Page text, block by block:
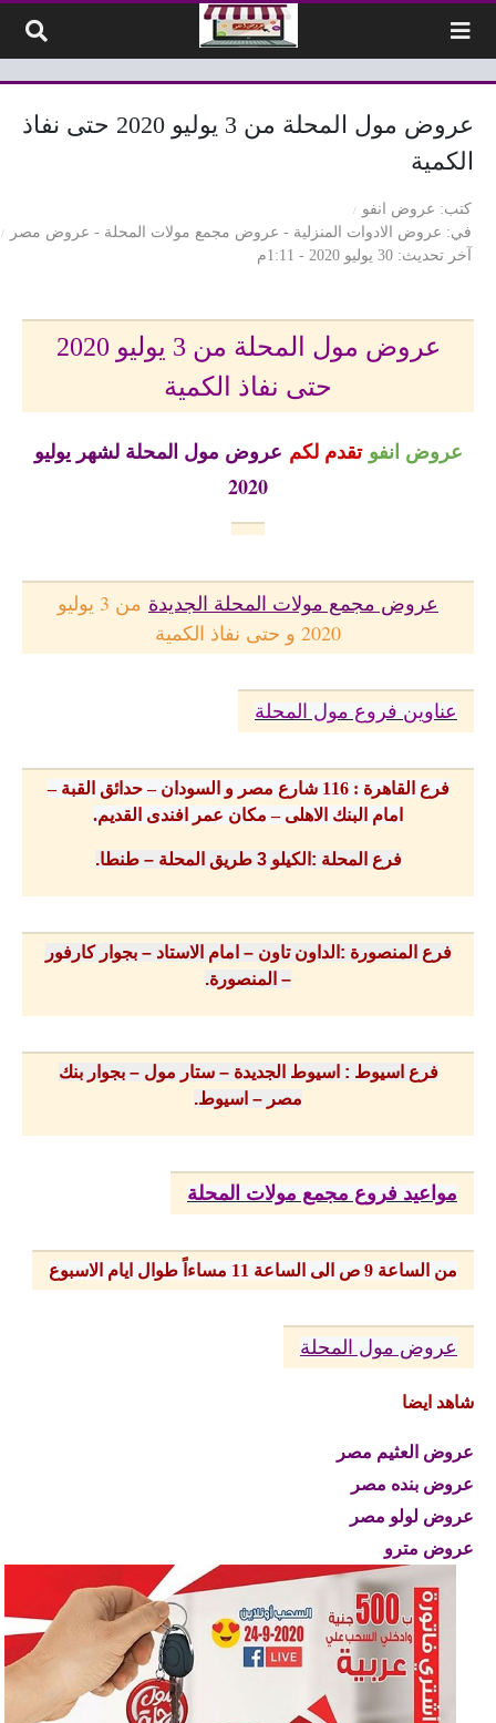
عروض مول المحلة من 3 يوليو 2020 حتى نفاذ
الكمية
كتب
عروض انفو
في
عروض الادوات المنزلية - عروض مجمع مولات المحلة - عروض مصر
آخر تحديث 30 يوليو 2020 - 1:11م
عروض مول المحلة من 3 يوليو 2020
حتى نفاذ الكمية
عروض انفو تقدم لكم عروض مول المحلة لشهر يوليو
2020
عروض مجمع مولات المحلة الجديدة
من 3 يوليو
2020 و حتى نفاذ الكمية
عناوين فروع مول المحلة
فرع القاهرة : 116 شارع مصر و السودان – حدائق القبة –
امام البنك الاهلى – مكان عمر افندى القديم.
فرع المحلة :الكيلو 3 طريق المحلة – طنطا.
فرع المنصورة :الداون تاون – امام الاستاد – بجوار كارفور
– المنصورة.
فرع اسيوط : اسيوط الجديدة – ستار مول – بجوار بنك
مصر – اسيوط.
مواعيد فروع مجمع مولات المحلة
من الساعة 9 ص الى الساعة 11 مساءاً طوال ايام الاسبوع
عروض مول المحلة
شاهد ايضا
عروض العثيم مصر
عروض بنده مصر
عروض لولو مصر
عروض مترو